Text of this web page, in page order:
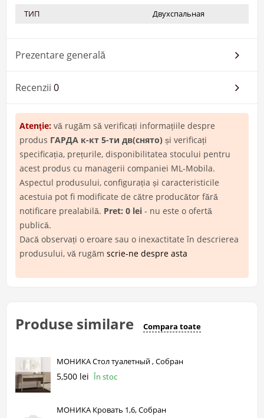
ТИП
Двухспальная
Prezentare generală
Recenzii 0
Atenţie: vă rugăm să verificați informațiile despre
produs ГАРДА к-кт 5-ти дв(снято) și verificați
specificația, prețurile, disponibilitatea stocului pentru
acest produs cu managerii companiei ML-Mobila.
Aspectul produsului, configurația și caracteristicile
acestuia pot fi modificate de către producător fără
notificare prealabilă. Pret: 0 lei - nu este o ofertă
publică.
Dacă observați o eroare sau o inexactitate în descrierea
produsului, vă rugăm scrie-ne despre asta
Produse similare Compara toate
МОНИКА Стол туалетный , Собран
5,500 lei În stoc
МОНИКА Кровать 1,6, Собран